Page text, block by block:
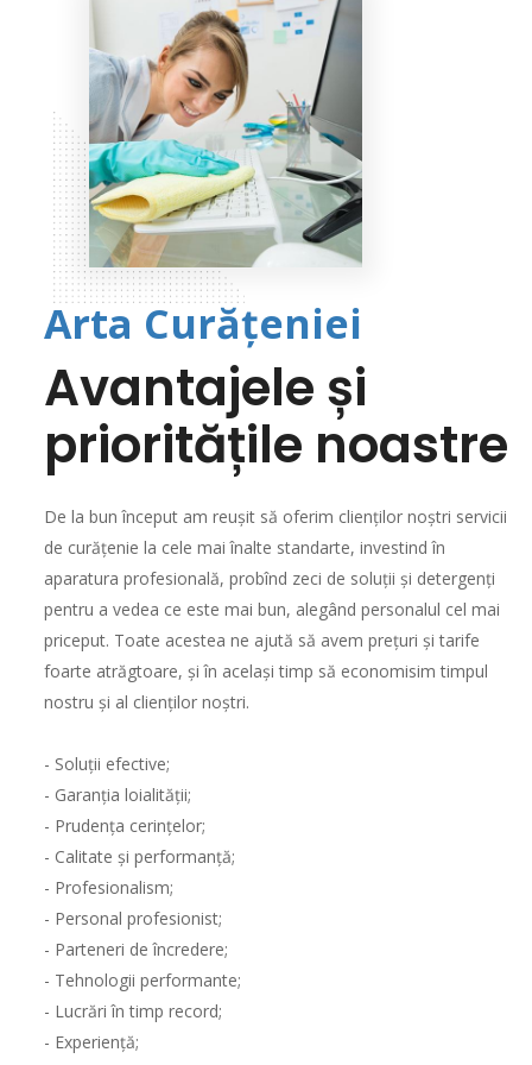
Arta Curățeniei
Avantajele și
prioritățile noastre
De la bun început am reușit să oferim clienților noștri servicii
de curățenie la cele mai înalte standarte, investind în
aparatura profesională, probînd zeci de soluții și detergenți
pentru a vedea ce este mai bun, alegând personalul cel mai
priceput. Toate acestea ne ajută să avem prețuri și tarife
foarte atrăgtoare, și în același timp să economisim timpul
nostru și al clienților noștri.
- Soluții efective;
- Garanția loialității;
- Prudența cerințelor;
- Calitate și performanță;
- Profesionalism;
- Personal profesionist;
- Parteneri de încredere;
- Tehnologii performante;
- Lucrări în timp record;
- Experiență;